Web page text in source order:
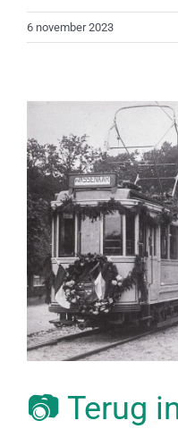
6 november 2023
📷 Terug